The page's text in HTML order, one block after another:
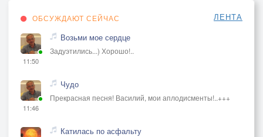
ОБСУЖДАЮТ СЕЙЧАС ЛЕНТА
11:50
Возьми мое сердце
Задуэтились...) Хорошо!..
11:46
Чудо
Прекрасная песня! Василий, мои аплодисменты!..+++
Катилась по асфальту